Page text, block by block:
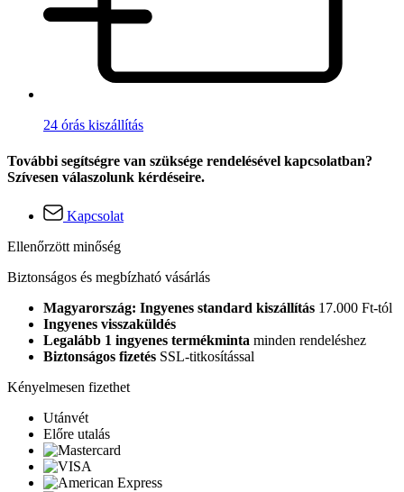
24 órás kiszállítás
További segítségre van szüksége rendelésével kapcsolatban?
Szívesen válaszolunk kérdéseire.
Kapcsolat
Ellenőrzött minőség
Biztonságos és megbízható vásárlás
Magyarország: Ingyenes standard kiszállítás 17.000 Ft-tól
Ingyenes visszaküldés
Legalább 1 ingyenes termékminta minden rendeléshez
Biztonságos fizetés SSL-titkosítással
Kényelmesen fizethet
Utánvét
Előre utalás